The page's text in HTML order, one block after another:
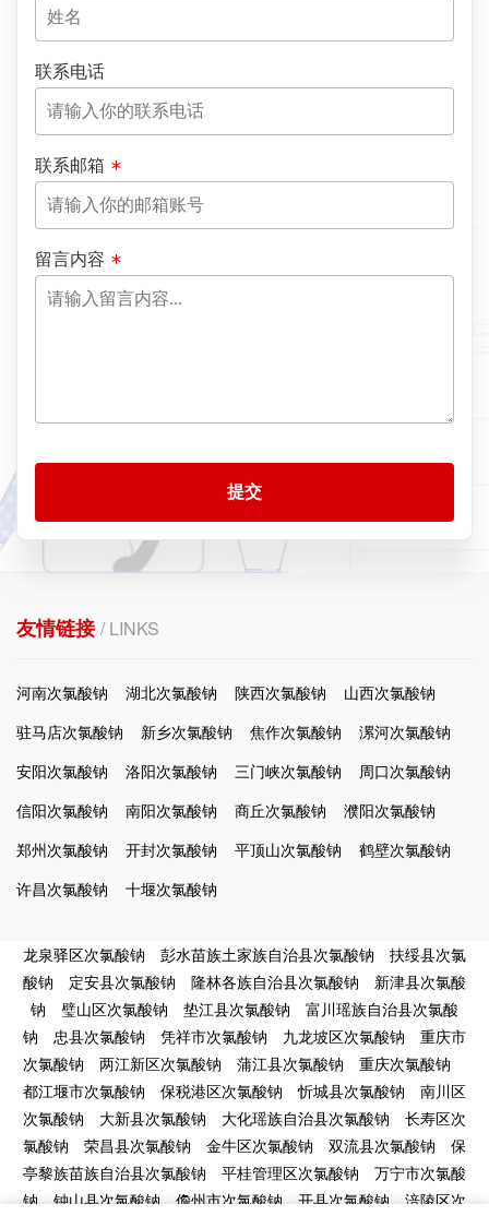
联系电话
联系邮箱
留言内容
提交
友情链接/ LINKS
河南次氯酸钠 湖北次氯酸钠 陕西次氯酸钠
山西次氯酸钠
驻马店次氯酸钠
新乡次氯酸钠 焦作次氯酸钠
漯河次氯酸钠
安阳次氯酸钠
洛阳次氯酸钠 三门峡次氯酸钠
周口次氯酸钠
信阳次氯酸钠
南阳次氯酸钠 商丘次氯酸钠
濮阳次氯酸钠
郑州次氯酸钠
开封次氯酸钠 平顶山次氯酸钠
鹤壁次氯酸钠
许昌次氯酸钠
十堰次氯酸钠
龙泉驿区次氯酸钠 彭水苗族土家族自治县次氯酸钠
扶绥县次氯
酸钠
定安县次氯酸钠 隆林各族自治县次氯酸钠
新津县次氯酸
钠
璧山区次氯酸钠 垫江县次氯酸钠
富川瑶族自治县次氯酸
钠
忠县次氯酸钠 凭祥市次氯酸钠 九龙坡区次氯酸钠
重庆市
次氯酸钠
两江新区次氯酸钠 蒲江县次氯酸钠
重庆次氯酸钠
都江堰市次氯酸钠
保税港区次氯酸钠 忻城县次氯酸钠
南川区
次氯酸钠
大新县次氯酸钠 大化瑶族自治县次氯酸钠
长寿区次
氯酸钠
荣昌县次氯酸钠 金牛区次氯酸钠 双流县次氯酸钠
保
亭黎族苗族自治县次氯酸钠
平桂管理区次氯酸钠
万宁市次氯酸
钠
钟山县次氯酸钠 儋州市次氯酸钠 开县次氯酸钠 涪陵区次